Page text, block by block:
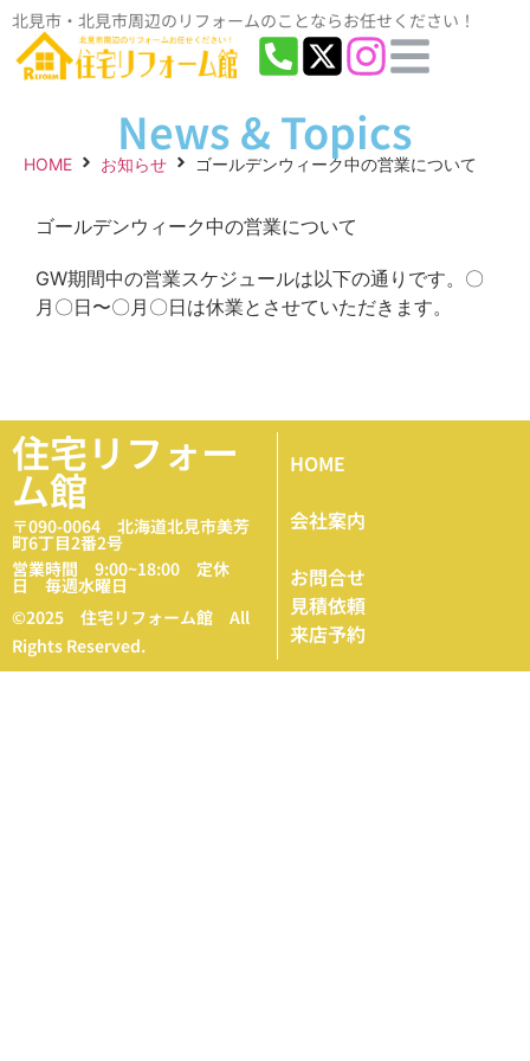
北見市・北見市周辺のリフォームのことならお任せください！
News & Topics
HOME お知らせ ゴールデンウィーク中の営業について
ゴールデンウィーク中の営業について
GW期間中の営業スケジュールは以下の通りです。〇
月〇日〜〇月〇日は休業とさせていただきます。
住宅リフォー
ム館
〒090-0064 北海道北見市美芳
町6丁目2番2号
営業時間 9:00~18:00 定休
日 毎週水曜日
©2025 住宅リフォーム館 All
Rights Reserved.
HOME
会社案内
お問合せ
見積依頼
来店予約